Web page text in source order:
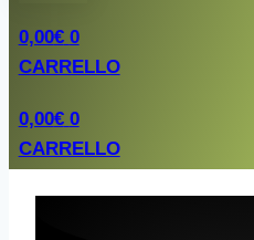
0,00€ 0
CARRELLO
0,00€ 0
CARRELLO